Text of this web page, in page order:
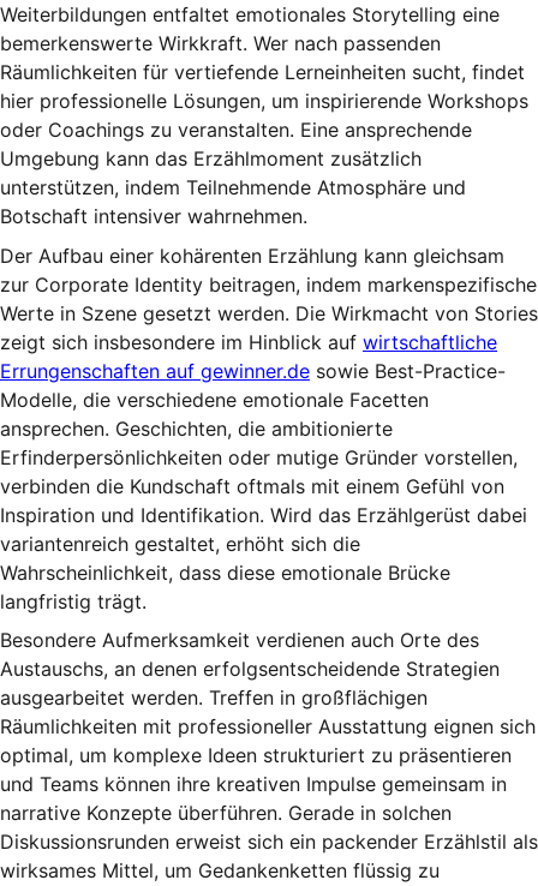
Weiterbildungen entfaltet emotionales Storytelling eine
bemerkenswerte Wirkkraft. Wer nach passenden
Räumlichkeiten für vertiefende Lerneinheiten sucht, findet
hier professionelle Lösungen, um inspirierende Workshops
oder Coachings zu veranstalten. Eine ansprechende
Umgebung kann das Erzählmoment zusätzlich
unterstützen, indem Teilnehmende Atmosphäre und
Botschaft intensiver wahrnehmen.
Der Aufbau einer kohärenten Erzählung kann gleichsam
zur Corporate Identity beitragen, indem markenspezifische
Werte in Szene gesetzt werden. Die Wirkmacht von Stories
zeigt sich insbesondere im Hinblick auf wirtschaftliche
Errungenschaften auf gewinner.de sowie Best-Practice-
Modelle, die verschiedene emotionale Facetten
ansprechen. Geschichten, die ambitionierte
Erfinderpersönlichkeiten oder mutige Gründer vorstellen,
verbinden die Kundschaft oftmals mit einem Gefühl von
Inspiration und Identifikation. Wird das Erzählgerüst dabei
variantenreich gestaltet, erhöht sich die
Wahrscheinlichkeit, dass diese emotionale Brücke
langfristig trägt.
Besondere Aufmerksamkeit verdienen auch Orte des
Austauschs, an denen erfolgsentscheidende Strategien
ausgearbeitet werden. Treffen in großflächigen
Räumlichkeiten mit professioneller Ausstattung eignen sich
optimal, um komplexe Ideen strukturiert zu präsentieren
und Teams können ihre kreativen Impulse gemeinsam in
narrative Konzepte überführen. Gerade in solchen
Diskussionsrunden erweist sich ein packender Erzählstil als
wirksames Mittel, um Gedankenketten flüssig zu